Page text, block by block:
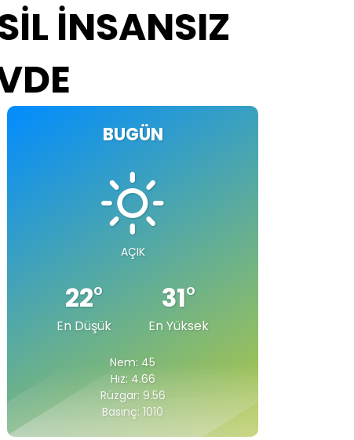
İNSANSIZ
BUGÜN
AÇIK
22°
En Düşük
31°
En Yüksek
Nem: 45
Hız: 4.66
Rüzgar: 9.56
Basınç: 1010